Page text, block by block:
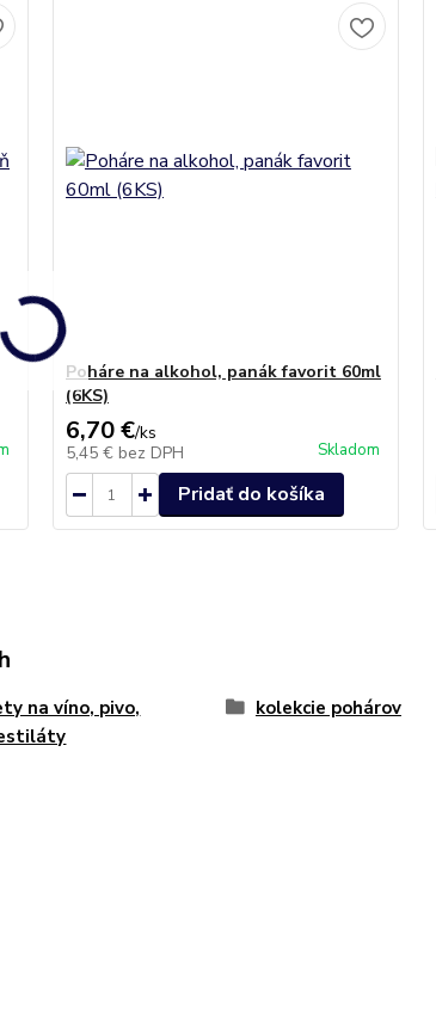
Poháre na alkohol, panák favorit 60ml
(6KS)
6,70 €/ks
5,45 € bez DPH Skladom
Pridať do košíka
na víno, pivo,
kolekcie pohárov